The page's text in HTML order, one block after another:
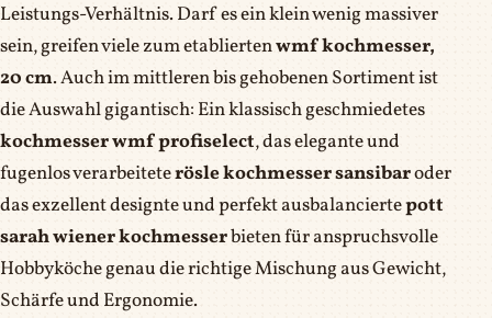
Leistungs-Verhältnis. Darf es ein klein wenig massiver
sein, greifen viele zum etabliertenwmf kochmesser,
20 cm. Auch im mittleren bis gehobenen Sortiment ist
die Auswahl gigantisch: Ein klassisch geschmiedetes
kochmesser wmf profiselect, das elegante und
fugenlos verarbeiteterösle kochmesser sansibaroder
das exzellent designte und perfekt ausbalanciertepott
sarah wiener kochmesserbieten für anspruchsvolle
Hobbyköche genau die richtige Mischung aus Gewicht,
Schärfe und Ergonomie.